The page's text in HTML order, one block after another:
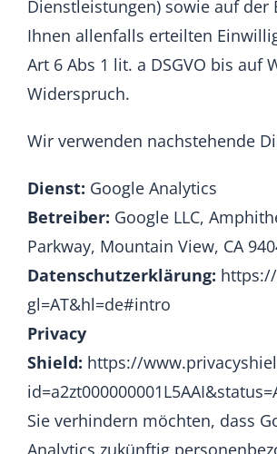
Dienstleistungen) sowie auf der
Ihnen allenfalls erteilten
Art 6 Abs 1 lit. a DSGVO bis auf
Widerspruch.
Wir verwenden nachstehende
Dienst: Google Analytics
Betreiber: Google LLC,
Parkway, Mountain View, CA
Datenschutzerklärung:
gl=AT&hl=de#intro
Privacy
Shield: https://
Sie verhindern möchten, dass